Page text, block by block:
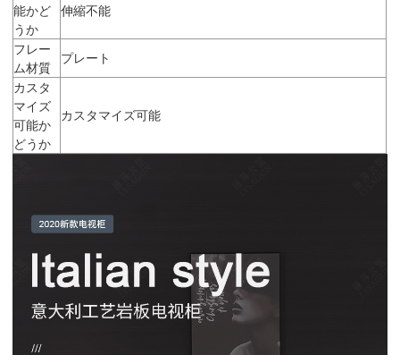
能かど
うか
伸縮不能
フレー
ム材質
プレート
カスタ
マイズ
可能か
どうか
カスタマイズ可能